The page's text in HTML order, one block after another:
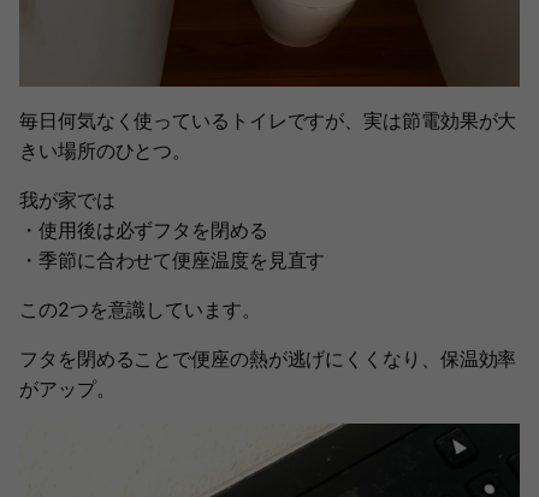
毎日何気なく使っているトイレですが、実は節電効果が大
きい場所のひとつ。
我が家では
・使用後は必ずフタを閉める
・季節に合わせて便座温度を見直す
この2つを意識しています。
フタを閉めることで便座の熱が逃げにくくなり、保温効率
がアップ。